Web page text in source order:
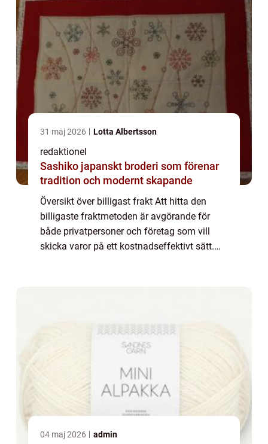
31 maj 2026 Lotta Albertsson
redaktionel
Sashiko japanskt broderi som förenar
tradition och modernt skapande
Översikt över billigast frakt Att hitta den
billigaste fraktmetoden är avgörande för
både privatpersoner och företag som vill
skicka varor på ett kostnadseffektivt sätt.
04 maj 2026 admin